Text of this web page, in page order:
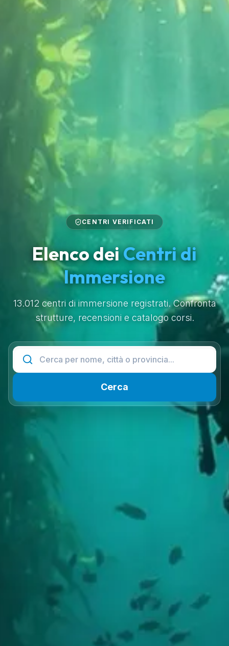
CENTRI VERIFICATI
Elenco deiCentri di
Immersione
13.012 centri di immersione registrati. Confronta
strutture, recensioni e catalogo corsi.
Cerca